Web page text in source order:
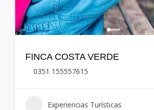
FINCA COSTA VERDE
0351 155557615
Experiencias Turísticas